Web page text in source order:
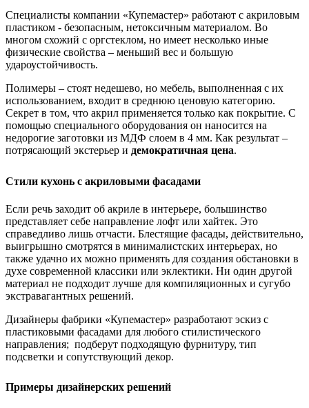
Специалисты компании «Купемастер» работают с акриловым
пластиком - безопасным, нетоксичным материалом. Во
многом схожий с оргстеклом, но имеет несколько иные
физические свойства – меньший вес и большую
удароустойчивость.
Полимеры – стоят недешево, но мебель, выполненная с их
использованием, входит в среднюю ценовую категорию.
Секрет в том, что акрил применяется только как покрытие. С
помощью специального оборудования он наносится на
недорогие заготовки из МДФ слоем в 4 мм. Как результат –
потрясающий экстерьер и демократичная цена.
Стили кухонь с акриловыми фасадами
Если речь заходит об акриле в интерьере, большинство
представляет себе направление лофт или хайтек. Это
справедливо лишь отчасти. Блестящие фасады, действительно,
выигрышно смотрятся в минималистских интерьерах, но
также удачно их можно применять для создания обстановки в
духе современной классики или эклектики. Ни один другой
материал не подходит лучше для компиляционных и сугубо
экстравагантных решений.
Дизайнеры фабрики «Купемастер» разработают эскиз с
пластиковыми фасадами для любого стилистического
направления; подберут подходящую фурнитуру, тип
подсветки и сопутствующий декор.
Примеры дизайнерских решений